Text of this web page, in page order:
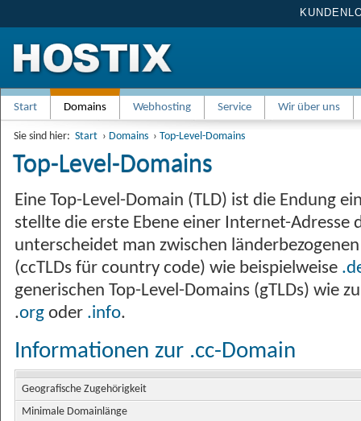
Start Domains Webhosting Service Wir über uns
Sie sind hier: Start › Domains › Top-Level-Domains
Top-Level-Domains
Eine Top-Level-Domain (TLD) ist die Endung
stellte die erste Ebene einer Internet-Adresse
unterscheidet man zwischen
(ccTLDs für country code) wie beispielweise
generischen Top-Level-Domains (gTLDs) wie
.org oder .info.
Informationen zur .cc-Domain
Geografische Zugehörigkeit
Minimale Domainlänge